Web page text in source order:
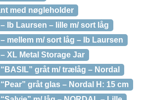
med nøgleholder
Ib Laursen – lille m/ sort låg
mellem m/ sort låg – Ib Laursen
XL Metal Storage Jar
gråt m/ trælåg – Nordal
gråt glas – Nordal H: 15 cm